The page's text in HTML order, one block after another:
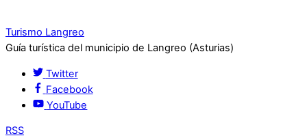
Turismo Langreo
Guía turística del municipio de Langreo (Asturias)
Twitter
Facebook
YouTube
RSS